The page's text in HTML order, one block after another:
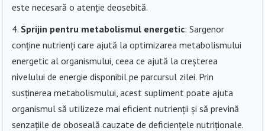
este necesară o atenție deosebită.
Sprijin pentru metabolismul energetic: Sargenor
conține nutrienți care ajută la optimizarea metabolismului
energetic al organismului, ceea ce ajută la creșterea
nivelului de energie disponibil pe parcursul zilei. Prin
susținerea metabolismului, acest supliment poate ajuta
organismul să utilizeze mai eficient nutrienții și să prevină
senzațiile de oboseală cauzate de deficiențele nutriționale.